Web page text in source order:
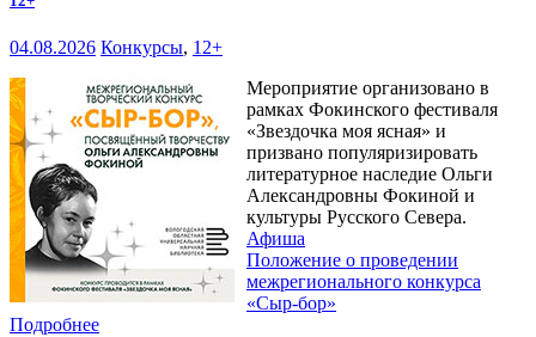
04.08.2026 Конкурсы, 12+
Мероприятие организовано в
рамках Фокинского фестиваля
«Звездочка моя ясная» и
призвано популяризировать
литературное наследие Ольги
Александровны Фокиной и
культуры Русского Севера.
Афиша
Положение о проведении
межрегионального конкурса
«Сыр-бор»
Подробнее